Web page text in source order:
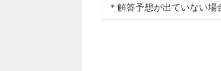
＊解答予想が出ていない場